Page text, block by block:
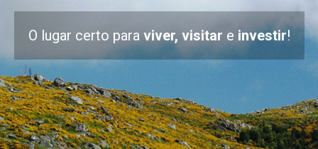
O lugar certo para viver, visitar e investir!